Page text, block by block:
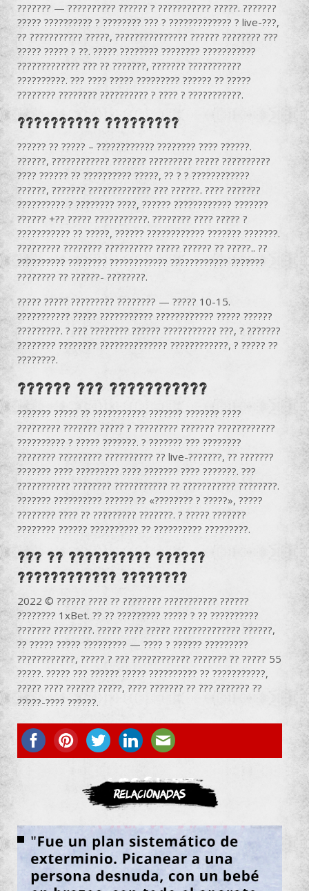
??????? — ?????????? ?????? ? ??????????? ?????. ???????
????? ?????????? ? ???????? ??? ? ????????????? ? live-???,
?? ??????????? ?????, ??????????????? ?????? ???????? ???
????? ????? ? ??. ????? ???????? ???????? ???????????
????????????? ??? ?? ???????, ??????? ???????????
??????????. ??? ???? ????? ????????? ?????? ?? ?????
???????? ???????? ?????????? ? ???? ? ???????????.
?????????? ?????????
?????? ?? ????? – ???????????? ???????? ???? ??????.
??????, ???????????? ??????? ????????? ????? ??????????
???? ?????? ?? ?????????? ?????, ?? ? ? ????????????
??????, ??????? ????????????? ??? ??????. ???? ???????
?????????? ? ???????? ????, ?????? ???????????? ???????
?????? +?? ????? ???????????. ???????? ???? ????? ?
??????????? ?? ?????, ?????? ???????????? ??????? ???????.
????????? ???????? ?????????? ????? ?????? ?? ?????.. ??
?????????? ???????? ???????????? ???????????? ???????
???????? ?? ??????- ????????.
????? ????? ????????? ???????? — ????? 10-15.
??????????? ????? ??????????? ???????????? ????? ??????
?????????. ? ??? ???????? ?????? ??????????? ???, ? ???????
???????? ???????? ?????????????? ????????????, ? ????? ??
????????.
?????? ??? ???????????
??????? ????? ?? ??????????? ??????? ??????? ????
????????? ??????? ????? ? ????????? ??????? ????????????
?????????? ? ????? ???????. ? ??????? ??? ????????
???????? ????????? ?????????? ?? live-???????, ?? ???????
??????? ???? ????????? ???? ??????? ???? ???????. ???
??????????? ???????? ??????????? ?? ??????????? ????????.
??????? ?????????? ?????? ?? «???????? ? ?????», ?????
???????? ???? ?? ????????? ???????. ? ????? ???????
???????? ?????? ?????????? ?? ?????????? ?????????.
??? ?? ?????????? ??????
???????????? ????????
2022 © ?????? ???? ?? ???????? ??????????? ??????
???????? 1xBet. ?? ?? ????????? ????? ? ?? ??????????
??????? ????????. ????? ???? ????? ?????????????? ??????,
?? ????? ????? ????????? — ???? ? ?????? ?????????
????????????, ????? ? ??? ???????????? ??????? ?? ????? 55
?????. ????? ??? ?????? ????? ?????????? ?? ???????????,
????? ???? ?????? ?????, ???? ??????? ?? ??? ??????? ??
?????-???? ??????.
ASOCIATE
Relacionadas